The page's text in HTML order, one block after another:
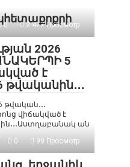
0 2 477 Просмотр
2026
5
է
թվական․․․
վիճակված է
ան
0 99 Просмотр